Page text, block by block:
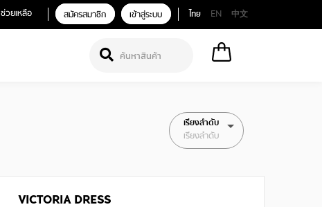
ช่วยเหลือ สมัครสมาชิก เข้าสู่ระบบ ไทย EN 中文
เรียงลำดับ
เรียงลำดับ
VICTORIA DRESS